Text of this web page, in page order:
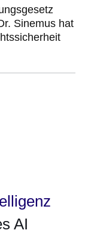
Sinemus hat
AI